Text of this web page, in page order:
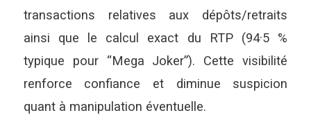
transactions relatives aux dépôts/retraits
ainsi que le calcul exact du RTP (94·5 %
typique pour “Mega Joker”). Cette visibilité
renforce confiance et diminue suspicion
quant à manipulation éventuelle.